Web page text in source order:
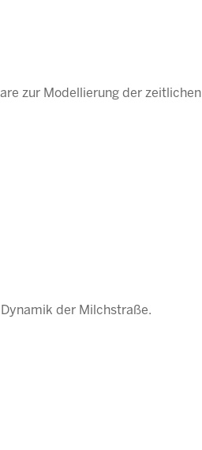
zur Modellierung der zeitlichen
der Milchstraße.